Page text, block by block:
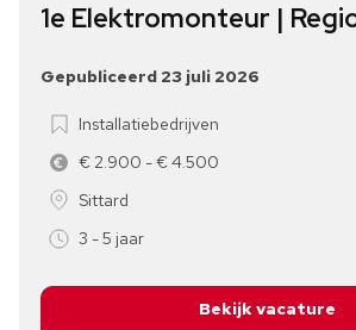
1e Elektromonteur |
Gepubliceerd 23 juli 2026
Installatiebedrijven
€ 2.900 - € 4.500
Sittard
3 - 5 jaar
Bekijk vacature